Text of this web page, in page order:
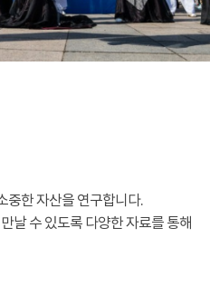
중한 자산을 연구합니다.
날 수 있도록 다양한 자료를 통해